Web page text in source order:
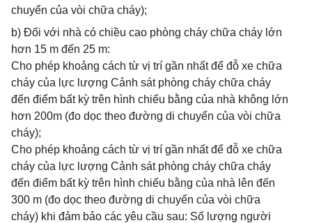
chuyển của vòi chữa cháy);
b) Đối với nhà có chiều cao phòng cháy chữa cháy lớn
hơn 15 m đến 25 m:
Cho phép khoảng cách từ vị trí gần nhất để đỗ xe chữa
cháy của lực lượng Cảnh sát phòng cháy chữa cháy
đến điểm bất kỳ trên hình chiếu bằng của nhà không lớn
hơn 200m (đo dọc theo đường di chuyển của vòi chữa
cháy);
Cho phép khoảng cách từ vị trí gần nhất để đỗ xe chữa
cháy của lực lượng Cảnh sát phòng cháy chữa cháy
đến điểm bất kỳ trên hình chiếu bằng của nhà lên đến
300 m (đo dọc theo đường di chuyển của vòi chữa
cháy) khi đảm bảo các yêu cầu sau: Số lượng người